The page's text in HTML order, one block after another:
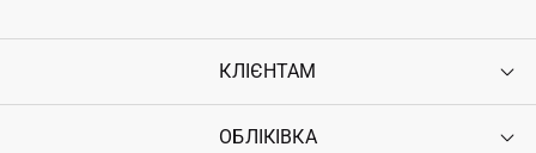
КЛІЄНТАМ
Контакти
ОБЛІКІВКА